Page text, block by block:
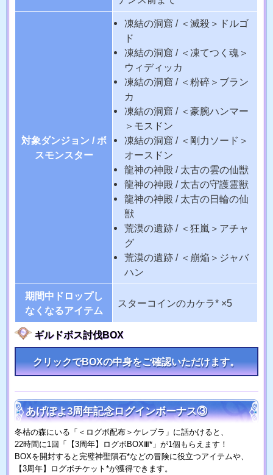
対象ダンジョン / ボ
スモンスター
凍結の洞窟 / ＜滅殺＞ドルゴ
ド
凍結の洞窟 / ＜凍てつく魂＞
ウィディッカ
凍結の洞窟 / ＜粉碎＞ブラン
カ
凍結の洞窟 / ＜豪腕ハンマー
＞モスドン
凍結の洞窟 / ＜剛力ソード＞
オースドン
龍神の神殿 / 太古の雲の仙獣
龍神の神殿 / 太古の守護霊獣
龍神の神殿 / 太古の日輪の仙
獣
荒漠の遺跡 / ＜狂嵐＞アチャ
グ
荒漠の遺跡 / ＜崩焔＞ジャバ
ハン
期間中ドロップし
なくなるアイテム
スターコインのカケラ* ×5
ギルドボス討伐BOX
クリックでBOXの中身をご確認いただけます。
あげぽよ3周年記念ログインボーナス③
冬枯の森にいる「＜ログボ配布＞ケレブラ」に話かけると、
22時間に1回「【3周年】ログボBOXⅢ*」が1個もらえます！
BOXを開封すると完璧神聖隕石*などの冒険に役立つアイテムや、
【3周年】ログボチケット*が獲得できます。